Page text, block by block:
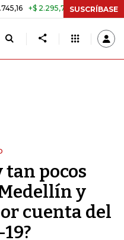
+0,58% TASA DE
SUSCRÍBASE
tan pocos
y
cuenta del